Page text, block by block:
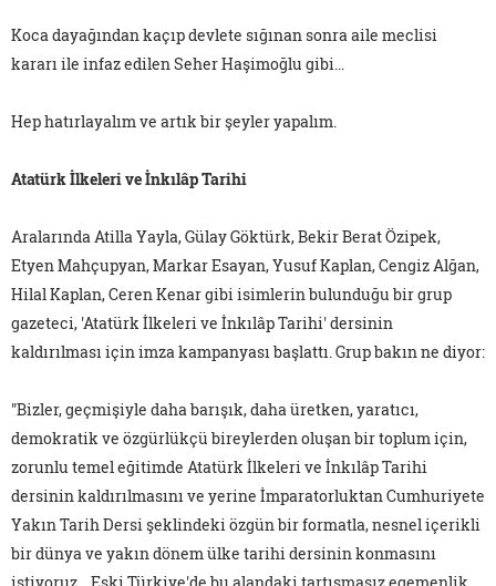
Koca dayağından kaçıp devlete sığınan sonra aile meclisi
kararı ile infaz edilen Seher Haşimoğlu gibi...
Hep hatırlayalım ve artık bir şeyler yapalım.
Atatürk İlkeleri ve İnkılâp Tarihi
Aralarında Atilla Yayla, Gülay Göktürk, Bekir Berat Özipek,
Etyen Mahçupyan, Markar Esayan, Yusuf Kaplan, Cengiz Alğan,
Hilal Kaplan, Ceren Kenar gibi isimlerin bulunduğu bir grup
gazeteci, 'Atatürk İlkeleri ve İnkılâp Tarihi' dersinin
kaldırılması için imza kampanyası başlattı. Grup bakın ne diyor:
"Bizler, geçmişiyle daha barışık, daha üretken, yaratıcı,
demokratik ve özgürlükçü bireylerden oluşan bir toplum için,
zorunlu temel eğitimde Atatürk İlkeleri ve İnkılâp Tarihi
dersinin kaldırılmasını ve yerine İmparatorluktan Cumhuriyete
Yakın Tarih Dersi şeklindeki özgün bir formatla, nesnel içerikli
bir dünya ve yakın dönem ülke tarihi dersinin konmasını